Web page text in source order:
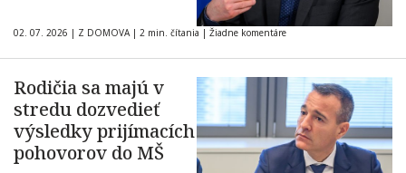
02. 07. 2026 | Z DOMOVA | 2 min. čítania | Žiadne komentáre
Rodičia sa majú v
stredu dozvedieť
výsledky prijímacích
pohovorov do MŠ